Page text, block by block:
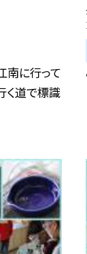
南に行って
く道で標識